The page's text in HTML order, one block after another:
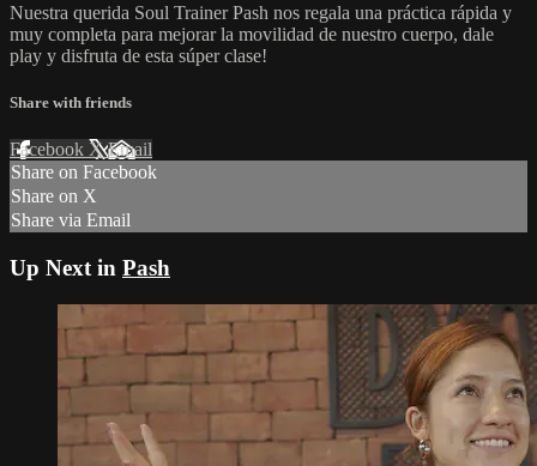
Nuestra querida Soul Trainer Pash nos regala una práctica rápida y
muy completa para mejorar la movilidad de nuestro cuerpo, dale
play y disfruta de esta súper clase!
Share with friends
Facebook XEmail
Share on Facebook
Share on X
Share via Email
Up Next in Pash